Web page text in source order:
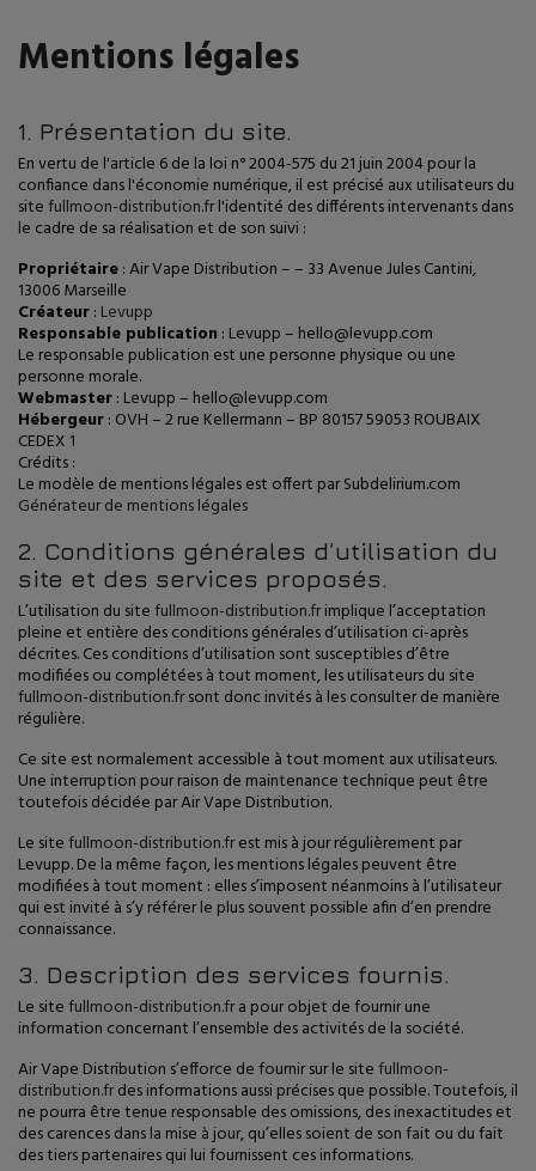
Mentions légales
1. Présentation du site.
En vertu de l'article 6 de la loi n° 2004-575 du 21 juin 2004 pour la
confiance dans l'économie numérique, il est précisé aux utilisateurs du
sitefullmoon-distribution.frl'identité des différents intervenants dans
le cadre de sa réalisation et de son suivi :
Propriétaire: Air Vape Distribution – – 33 Avenue Jules Cantini,
13006 Marseille
Créateur: Levupp
Responsable publication : Levupp – hello@levupp.com
Le responsable publication est une personne physique ou une
personne morale.
Webmaster: Levupp – hello@levupp.com
Hébergeur: OVH – 2 rue Kellermann – BP 80157 59053 ROUBAIX
CEDEX 1
Crédits :
Le modèle de mentions légales est offert par Subdelirium.com
Générateur de mentions légales
2. Conditions générales d’utilisation du
site et des services proposés.
L’utilisation du sitefullmoon-distribution.frimplique l’acceptation
pleine et entière des conditions générales d’utilisation ci-après
décrites. Ces conditions d’utilisation sont susceptibles d’être
modifiées ou complétées à tout moment, les utilisateurs du site
fullmoon-distribution.frsont donc invités à les consulter de manière
régulière.
Ce site est normalement accessible à tout moment aux utilisateurs.
Une interruption pour raison de maintenance technique peut être
toutefois décidée par Air Vape Distribution.
Le sitefullmoon-distribution.frest mis à jour régulièrement par
Levupp. De la même façon, les mentions légales peuvent être
modifiées à tout moment : elles s’imposent néanmoins à l’utilisateur
qui est invité à s’y référer le plus souvent possible afin d’en prendre
connaissance.
3. Description des services fournis.
Le sitefullmoon-distribution.fra pour objet de fournir une
information concernant l’ensemble des activités de la société.
Air Vape Distribution s’efforce de fournir sur le sitefullmoon-
distribution.frdes informations aussi précises que possible. Toutefois, il
ne pourra être tenue responsable des omissions, des inexactitudes et
des carences dans la mise à jour, qu’elles soient de son fait ou du fait
des tiers partenaires qui lui fournissent ces informations.